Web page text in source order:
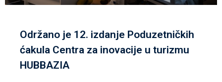
Održano je 12. izdanje Poduzetničkih
ćakula Centra za inovacije u turizmu
HUBBAZIA